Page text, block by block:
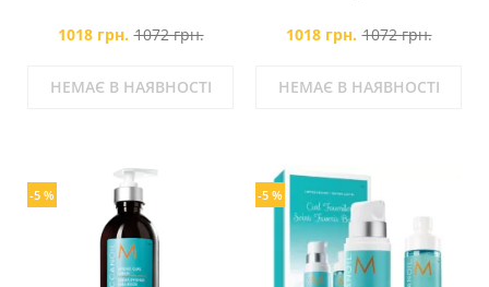
1018 грн. 1072 грн.
НЕМАЄ В НАЯВНОСТІ
1018 грн. 1072 грн.
НЕМАЄ В НАЯВНОСТІ
-5 % -5 %